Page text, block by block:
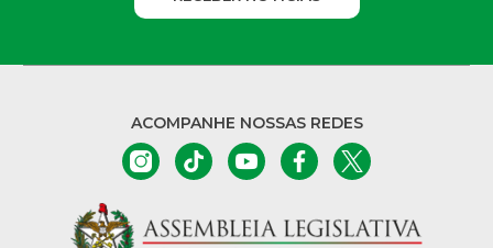
ACOMPANHE NOSSAS REDES